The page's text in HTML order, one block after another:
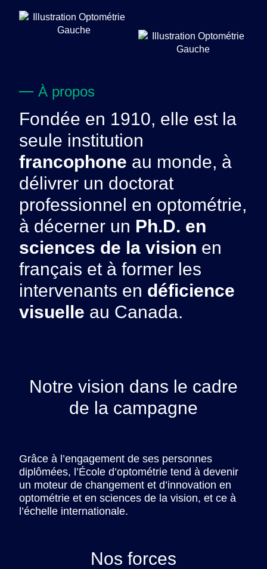
À propos
Fondée en 1910, elle est la
seule institution
francophone au monde, à
délivrer un doctorat
professionnel en optométrie,
à décerner un Ph.D. en
sciences de la vision en
français et à former les
intervenants en déficience
visuelle au Canada.
Notre vision dans le cadre
de la campagne
Grâce à l’engagement de ses personnes
diplômées, l’École d’optométrie tend à devenir
un moteur de changement et d’innovation en
optométrie et en sciences de la vision, et ce à
l’échelle internationale.
Nos forces